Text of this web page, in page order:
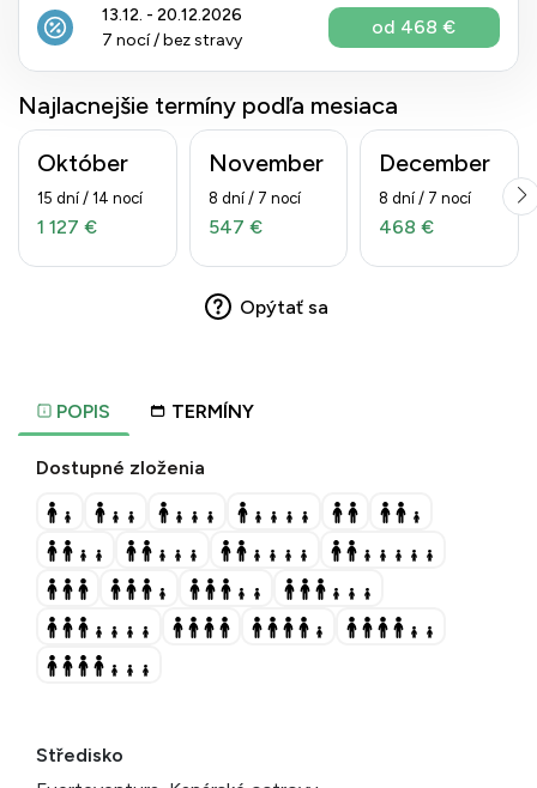
POPIS TERMÍNY
Dostupné zloženia
Středisko
13.12. - 20.12.2026
7 nocí / bez stravy
od 468 €
Najlacnejšie termíny podľa mesiaca
Október
15 dní / 14 nocí
1 127 €
November
8 dní / 7 nocí
547 €
December
8 dní / 7 nocí
468 €
Opýtať sa